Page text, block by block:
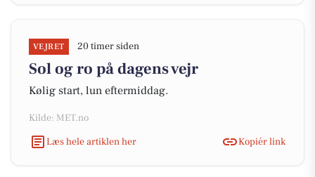
VEJRET 20 timer siden
Sol og ro på dagens vejr
Kølig start, lun eftermiddag.
Kilde: MET.no
Læs hele artiklen her
Kopiér link